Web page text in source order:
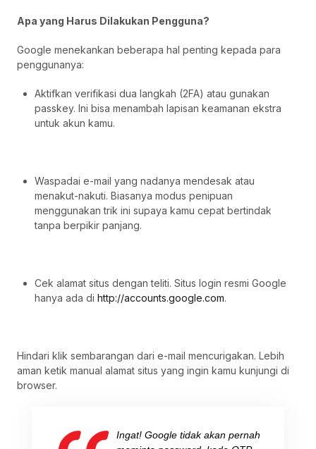
Apa yang Harus Dilakukan Pengguna?
Google menekankan beberapa hal penting kepada para
penggunanya:
Aktifkan verifikasi dua langkah (2FA) atau gunakan
passkey. Ini bisa menambah lapisan keamanan ekstra
untuk akun kamu.
Waspadai e-mail yang nadanya mendesak atau
menakut-nakuti. Biasanya modus penipuan
menggunakan trik ini supaya kamu cepat bertindak
tanpa berpikir panjang.
Cek alamat situs dengan teliti. Situs login resmi Google
hanya ada di http://accounts.google.com.
Hindari klik sembarangan dari e-mail mencurigakan. Lebih
aman ketik manual alamat situs yang ingin kamu kunjungi di
browser.
Ingat! Google tidak akan pernah